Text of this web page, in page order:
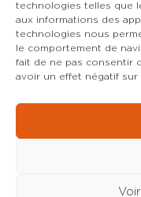
technologies telles que
aux informations des
technologies nous
le comportement de
fait de ne pas consentir
avoir un effet négatif sur